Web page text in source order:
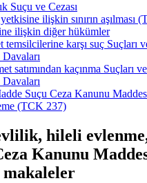
Suçu ve Cezası
ilişkin sınırın aşılması
ilişkin diğer hükümler
temsilcilerine karşı suç Suçları
satımından kaçınma Suçları ve
Suçu Ceza Kanunu
(TCK 237)
hileli
Kanunu
makaleler